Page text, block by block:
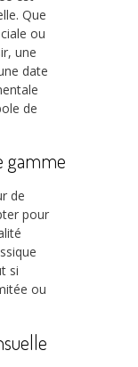
Que
ou
une
date
de
gamme
de
pour
si
ou